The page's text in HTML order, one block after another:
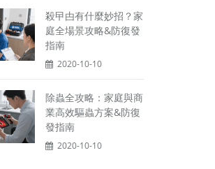
殺曱甴有什麼妙招？家
庭全場景攻略&防復發
指南
2020-10-10
除蟲全攻略：家庭與商
業高效驅蟲方案&防復
發指南
2020-10-10